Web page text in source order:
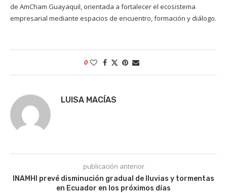
de AmCham Guayaquil, orientada a fortalecer el ecosistema
empresarial mediante espacios de encuentro, formación y diálogo.
0
LUISA MACÍAS
publicación anterior
INAMHI prevé disminución gradual de lluvias y tormentas
en Ecuador en los próximos días